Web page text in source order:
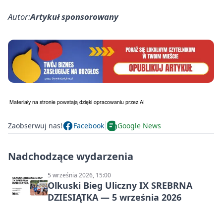
Autor:Artykuł sponsorowany
Zaobserwuj nas! Facebook Google News
Nadchodzące wydarzenia
5 września 2026, 15:00
Olkuski Bieg Uliczny IX SREBRNA
DZIESIĄTKA — 5 września 2026